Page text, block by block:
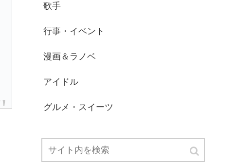
歌手
行事・イベント
漫画＆ラノベ
アイドル
グルメ・スイーツ